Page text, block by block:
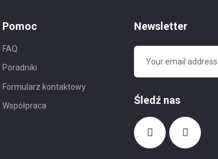
Pomoc
FAQ
Poradniki
Formularz kontaktowy
Współpraca
Newsletter
Śledź nas